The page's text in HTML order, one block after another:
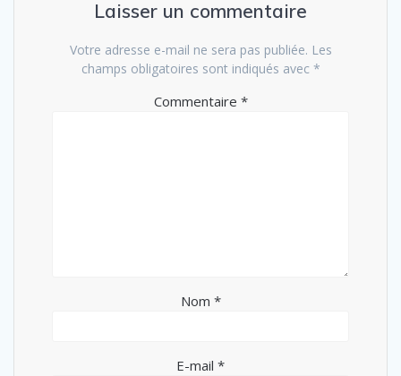
Laisser un commentaire
Votre adresse e-mail ne sera pas publiée. Les
champs obligatoires sont indiqués avec *
Commentaire *
Nom *
E-mail *